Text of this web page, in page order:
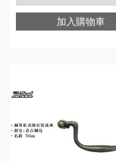
加入購物車